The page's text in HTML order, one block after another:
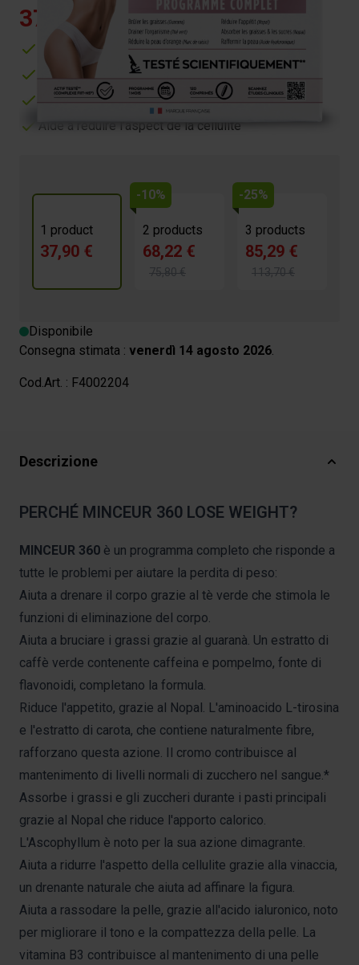
37,90 € 3.9/5 - 17 reviews
Brûle les graisses et draine l’organisme
Réduit l’appétit
Absorbe les graisses
Aide à réduire l’aspect de la cellulite
1 product
37,90 €
-10%
2 products
68,22 €
75,80 €
-25%
3 products
85,29 €
113,70 €
Disponibile
Consegna stimata : venerdì 14 agosto 2026.
Cod.Art. : F4002204
Descrizione
PERCHÉ MINCEUR 360 LOSE WEIGHT?
MINCEUR 360 è un programma completo che risponde a
tutte le problemi per aiutare la perdita di peso:
Aiuta a drenare il corpo grazie al tè verde che stimola le
funzioni di eliminazione del corpo.
Aiuta a bruciare i grassi grazie al guaranà. Un estratto di
caffè verde contenente caffeina e pompelmo, fonte di
flavonoidi, completano la formula.
Riduce l'appetito, grazie al Nopal. L'aminoacido L-tirosina
e l'estratto di carota, che contiene naturalmente fibre,
rafforzano questa azione. Il cromo contribuisce al
mantenimento di livelli normali di zucchero nel sangue.*
Assorbe i grassi e gli zuccheri durante i pasti principali
grazie al Nopal che riduce l'apporto calorico.
L'Ascophyllum è noto per la sua azione dimagrante.
Aiuta a ridurre l'aspetto della cellulite grazie alla vinaccia,
un drenante naturale che aiuta ad affinare la figura.
Aiuta a rassodare la pelle, grazie all'acido ialuronico, noto
per migliorare il tono e la compattezza della pelle. La
vitamina B3 contribuisce al mantenimento di una pelle